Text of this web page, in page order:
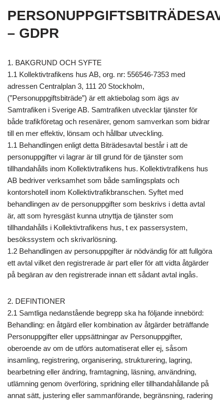
– GDPR
1. BAKGRUND OCH SYFTE
1.1 Kollektivtrafikens hus AB, org. nr: 556546-7353 med
adressen Centralplan 3, 111 20 Stockholm,
(”Personuppgiftsbiträde”) är ett aktiebolag som ägs av
Samtrafiken i Sverige AB. Samtrafiken utvecklar tjänster för
både trafikföretag och resenärer, genom samverkan som bidrar
till en mer effektiv, lönsam och hållbar utveckling.
1.1 Behandlingen enligt detta Biträdesavtal består i att de
personuppgifter vi lagrar är till grund för de tjänster som
tillhandahålls inom Kollektivtrafikens hus. Kollektivtrafikens hus
AB bedriver verksamhet som både samlingsplats och
kontorshotell inom Kollektivtrafikbranschen. Syftet med
behandlingen av de personuppgifter som beskrivs i detta avtal
är, att som hyresgäst kunna utnyttja de tjänster som
tillhandahålls i Kollektivtrafikens hus, t ex passersystem,
besökssystem och skrivarlösning.
1.2 Behandlingen av personuppgifter är nödvändig för att fullgöra
ett avtal vilket den registrerade är part eller för att vidta åtgärder
på begäran av den registrerade innan ett sådant avtal ingås.
2. DEFINTIONER
2.1 Samtliga nedanstående begrepp ska ha följande innebörd:
Behandling: en åtgärd eller kombination av åtgärder beträffande
Personuppgifter eller uppsättningar av Personuppgifter,
oberoende av om de utförs automatiserat eller ej, såsom
insamling, registrering, organisering, strukturering, lagring,
bearbetning eller ändring, framtagning, läsning, användning,
utlämning genom överföring, spridning eller tillhandahållande på
annat sätt, justering eller sammanförande, begränsning, radering